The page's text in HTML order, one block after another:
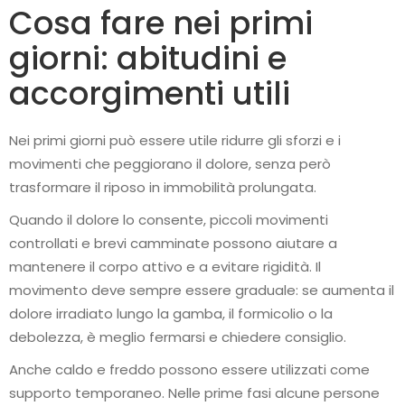
Cosa fare nei primi
giorni: abitudini e
accorgimenti utili
Nei primi giorni può essere utile ridurre gli sforzi e i
movimenti che peggiorano il dolore, senza però
trasformare il riposo in immobilità prolungata.
Quando il dolore lo consente, piccoli movimenti
controllati e brevi camminate possono aiutare a
mantenere il corpo attivo e a evitare rigidità. Il
movimento deve sempre essere graduale: se aumenta il
dolore irradiato lungo la gamba, il formicolio o la
debolezza, è meglio fermarsi e chiedere consiglio.
Anche caldo e freddo possono essere utilizzati come
supporto temporaneo. Nelle prime fasi alcune persone